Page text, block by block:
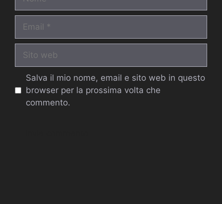
Salva il mio nome, email e sito web in questo
browser per la prossima volta che
commento.